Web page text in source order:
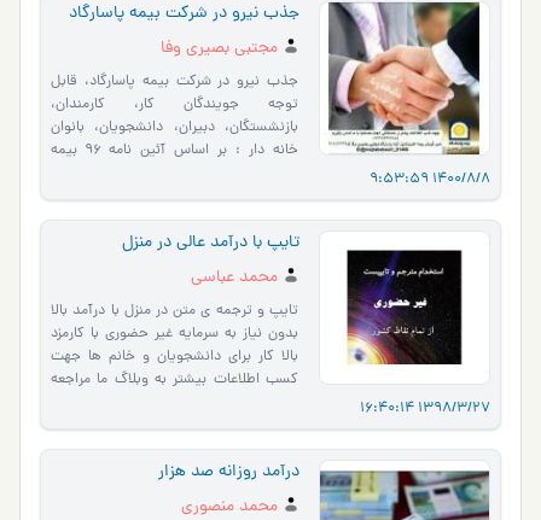
1400/8/8 9:53:59
جذب نیرو در شرکت بیمه پاسارگاد
مجتبی بصیری وفا
جذب نیرو در شرکت بیمه پاسارگاد، قابل
توجه جویندگان کار، کارمندان،
بازنشستگان، دبیران، دانشجویان، بانوان
خانه دار : بر اساس آئین نامه ۹۶ بیمه
1398/3/27 16:40:14
تایپ با درآمد عالی در منزل
محمد عباسي
تایپ و ترجمه ی متن در منزل با درآمد بالا
بدون نیاز به سرمایه غیر حضوری با کارمزد
بالا کار برای دانشجویان و خانم ها جهت
کسب اطلاعات بیشتر به وبلاگ ما مراجعه
درآمد روزانه صد هزار
محمد منصوری